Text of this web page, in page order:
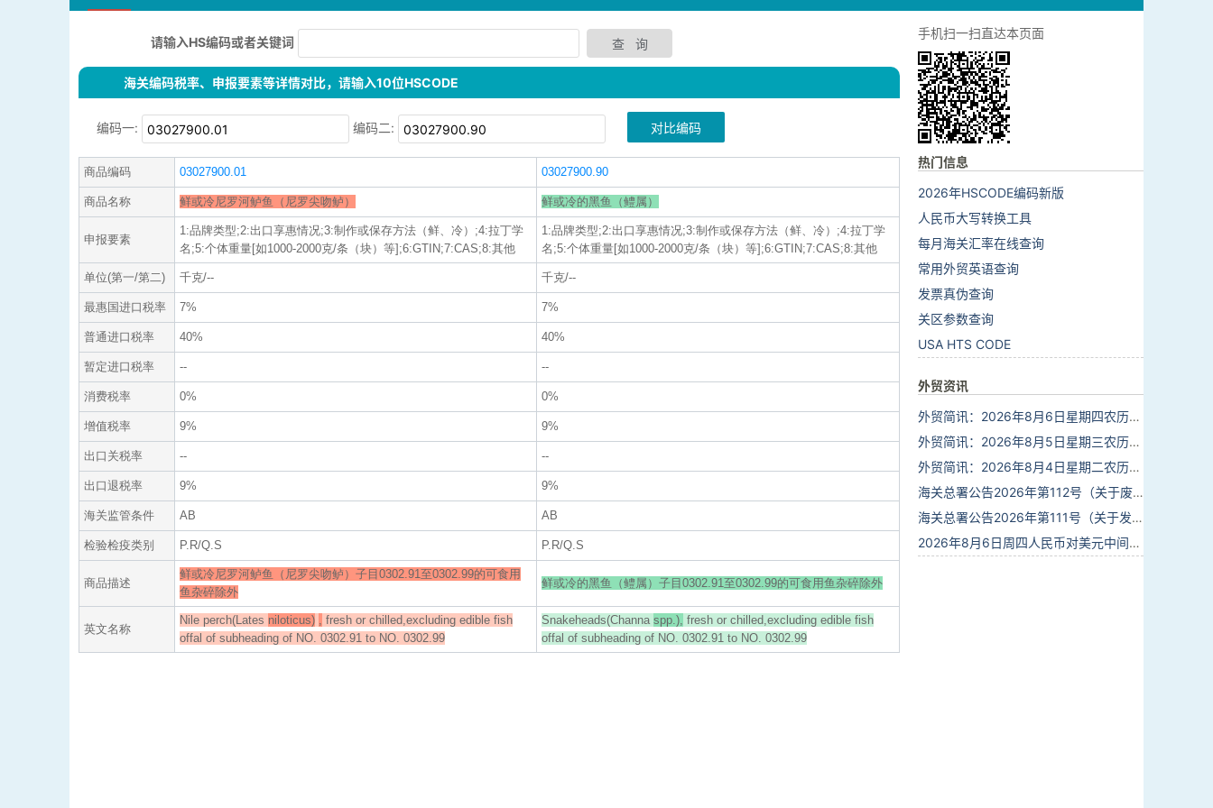
请输入HS编码或者关键词
海关编码税率、申报要素等详情对比，请输入10位HSCODE
编码一: 编码二: 对比编码
商品编码 03027900.01 03027900.90
商品名称 鲜或冷尼罗河鲈鱼（尼罗尖吻鲈） 鲜或冷的黑鱼（鳢属）
申报要素
1:品牌类型;2:出口享惠情况;3:制作或保存方法（鲜、冷）;4:拉丁学
名;5:个体重量[如1000-2000克/条（块）等];6:GTIN;7:CAS;8:其他
1:品牌类型;2:出口享惠情况;3:制作或保存方法（鲜、冷）;4:拉丁学
名;5:个体重量[如1000-2000克/条（块）等];6:GTIN;7:CAS;8:其他
单位(第一/第二) 千克/-- 千克/--
最惠国进口税率 7% 7%
普通进口税率 40% 40%
暂定进口税率 -- --
消费税率 0% 0%
增值税率 9% 9%
出口关税率 -- --
出口退税率 9% 9%
海关监管条件 AB AB
检验检疫类别 P.R/Q.S P.R/Q.S
商品描述
鲜或冷尼罗河鲈鱼（尼罗尖吻鲈）子目0302.91至0302.99的可食用
鱼杂碎除外
鲜或冷的黑鱼（鳢属）子目0302.91至0302.99的可食用鱼杂碎除外
英文名称
Nile perch(Lates niloticus) , fresh or chilled,excluding edible fish
offal of subheading of NO. 0302.91 to NO. 0302.99
Snakeheads(Channa spp.), fresh or chilled,excluding edible fish
offal of subheading of NO. 0302.91 to NO. 0302.99
手机扫一扫直达本页面
热门信息
2026年HSCODE编码新版
人民币大写转换工具
每月海关汇率在线查询
常用外贸英语查询
发票真伪查询
关区参数查询
USA HTS CODE
外贸资讯
外贸简讯：2026年8月6日星期四农历六月廿四
外贸简讯：2026年8月5日星期三农历六月廿三
外贸简讯：2026年8月4日星期二农历六月廿二
海关总署公告2026年第112号（关于废止部分卫生检疫类规范性文件的公告）
海关总署公告2026年第111号（关于发布《进出境动植物检疫处理监督管理工作规定》《进出境卫生处理监督管理工作规定》的公告）
2026年8月6日周四人民币对美元中间价报6.7895调贬6个基点